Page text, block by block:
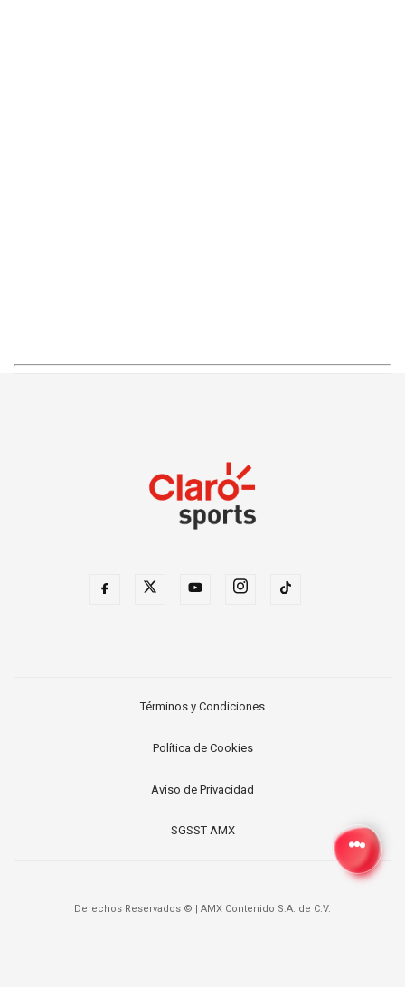
Términos y Condiciones
Política de Cookies
Aviso de Privacidad
SGSST AMX
Derechos Reservados © | AMX Contenido S.A. de C.V.